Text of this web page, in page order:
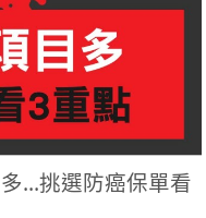
...挑選防癌保單看